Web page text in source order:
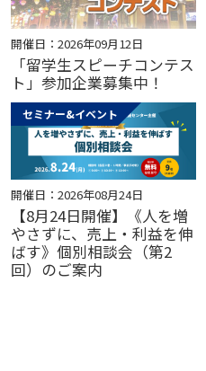
開催日：2026年09月12日
「留学生スピーチコンテス
ト」参加企業募集中！
セミナー&イベント
開催日：2026年08月24日
【8月24日開催】《人を増
やさずに、売上・利益を伸
ばす》個別相談会（第2
回）のご案内